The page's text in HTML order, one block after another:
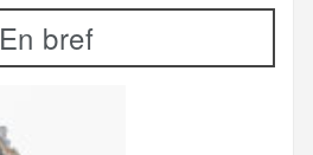
En bref